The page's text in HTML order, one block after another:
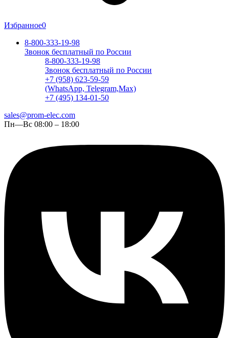
Избранное0
8-800-333-19-98
Звонок бесплатный по России
8-800-333-19-98
Звонок бесплатный по России
+7 (958) 623-59-59
(WhatsApp, Telegram,Max)
+7 (495) 134-01-50
sales@prom-elec.com
Пн—Вс 08:00 – 18:00